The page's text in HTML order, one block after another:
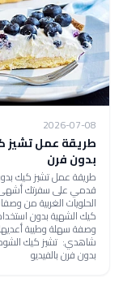
2026-07-08
طريقة عمل تشيز
بدون فرن
طريقة عمل تشيز كيك
قدمي على سفرتك
الحلويات الغربية من
كيك الشهية بدون
وصفة سهلة وطيبة
شاهدي: تشيز كيك
بدون فرن بالفيديو